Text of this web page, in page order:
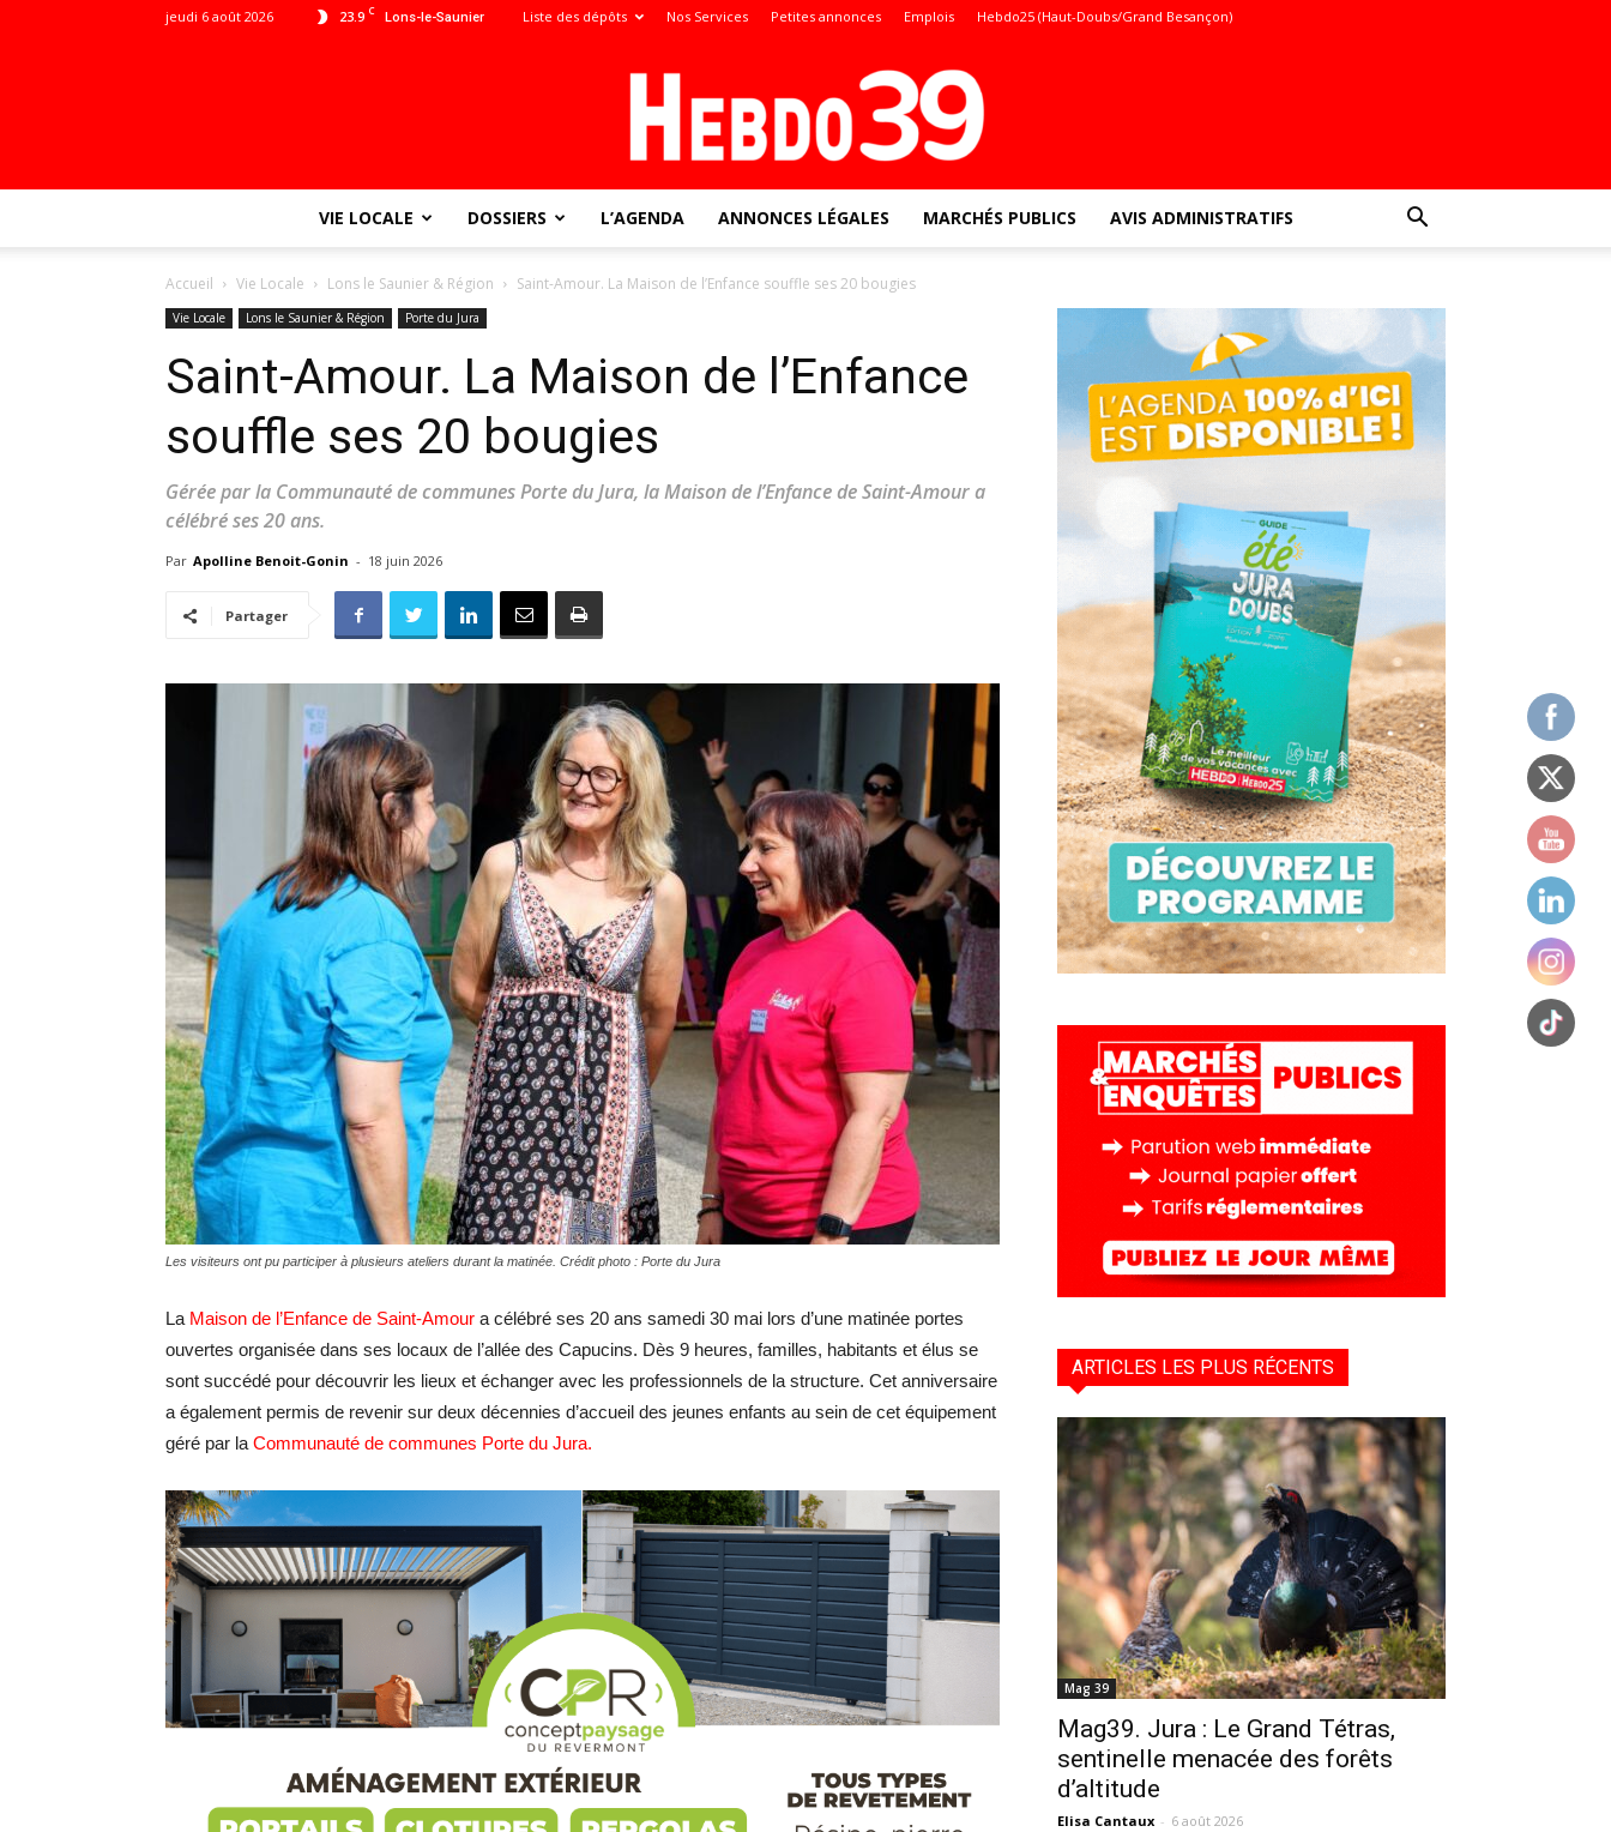
23.9 C Lons-le-Saunier
jeudi 6 août 2026 Liste des dépôts Nos Services Petites annonces Emplois Hebdo25 (Haut-Doubs/Grand Besançon)
locale
–
Hebdo39
VIE LOCALE DOSSIERS L’AGENDA ANNONCES LÉGALES MARCHÉS PUBLICS AVIS ADMINISTRATIFS
Accueil Vie Locale Lons le Saunier & Région Saint-Amour. La Maison de l’Enfance souffle ses 20 bougies
Vie Locale Lons le Saunier & Région Porte du Jura
Saint-Amour. La Maison de l’Enfance
souffle ses 20 bougies
Gérée par la Communauté de communes Porte du Jura, la Maison de l’Enfance de Saint-Amour a
célébré ses 20 ans.
Par Apolline Benoit-Gonin - 18 juin 2026
Partager
Les visiteurs ont pu participer à plusieurs ateliers durant la matinée. Crédit photo : Porte du Jura
La Maison de l’Enfance de Saint-Amour a célébré ses 20 ans samedi 30 mai lors d’une matinée portes
ouvertes organisée dans ses locaux de l’allée des Capucins. Dès 9 heures, familles, habitants et élus se
sont succédé pour découvrir les lieux et échanger avec les professionnels de la structure. Cet anniversaire
a également permis de revenir sur deux décennies d’accueil des jeunes enfants au sein de cet équipement
géré par la Communauté de communes Porte du Jura.
ARTICLES LES PLUS RÉCENTS
Mag 39
Mag39. Jura : Le Grand Tétras,
sentinelle menacée des forêts
d’altitude
Elisa Cantaux - 6 août 2026